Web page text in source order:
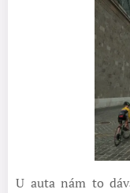
U auta nám to